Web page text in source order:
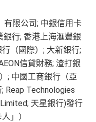
$300「獎賞
錢」
賬滿HK$5,800要
係發卡後30日內成
，而易賞錢會籍會於
：於合資格信用卡批
滙豐個人信用卡基本
高，高年薪有其他
我知off-topic但對我
批卡比較容易
一扣即享
積分！！！無成本
扣代碼，先前做過
有限公司; 中銀信用卡
銀行; 香港上海滙豐銀
（國際）; 大新銀行;
信貸財務; 渣打銀
; 中國工商銀行（亞
Reap Technologies
天星銀行)發行
」）